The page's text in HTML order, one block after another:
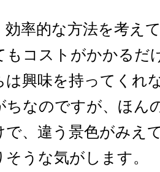
率的な方法を考え
もコストがかかるだ
は興味を持ってくれ
ちなのですが、ほん
で、違う景色がみえ
うな気がします。